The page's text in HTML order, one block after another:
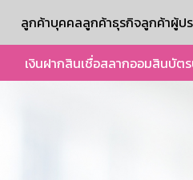
ลูกค้าบุคคลลูกค้าธุรกิจลูกค้าผู้ป
เงินฝากสินเชื่อสลากออมสินบัตร